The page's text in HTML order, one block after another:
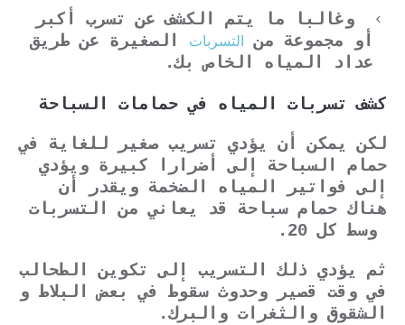
وغالبا ما يتم الكشف عن تسرب أكبر
أو مجموعة من التسربات الصغيرة عن طريق
عداد المياه الخاص بك.
كشف تسربات المياه في حمامات السباحة
لكن يمكن أن يؤدي تسريب صغير للغاية في
حمام السباحة إلى أضرارا كبيرة ويؤدي
إلى فواتير المياه الضخمة ويقدر أن
هناك حمام سباحة قد يعاني من التسربات
وسط كل 20.
ثم يؤدي ذلك التسريب إلى تكوين الطحالب
في وقت قصير وحدوث سقوط في بعض البلاط و
الشقوق والثغرات والبرك.